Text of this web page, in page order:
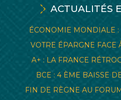
ACTUALITÉS
ÉCONOMIE MONDIALE :
VOTRE ÉPARGNE FACE
A+ : LA FRANCE
BCE : 4 ÈME BAISSE
FIN DE RÈGNE AU